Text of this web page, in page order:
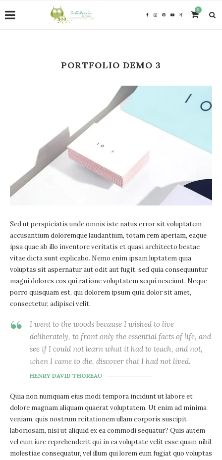
0
PORTFOLIO DEMO 3
Sed ut perspiciatis unde omnis iste natus error sit voluptatem
accusantium doloremque laudantium, totam rem aperiam, eaque
ipsa quae ab illo inventore veritatis et quasi architecto beatae
vitae dicta sunt explicabo. Nemo enim ipsam luptatem quia
voluptas sit aspernatur aut odit aut fugit, sed quia consequuntur
magni dolores eos qui ratione voluptatem sequi nesciunt. Neque
porro quisquam est, qui dolorem ipsum quia dolor sit amet,
consectetur, adipisci velit.
I went to the woods because I wished to live
deliberately, to front only the essential facts of life, and
see if I could not learn what it had to teach, and not,
when I came to die, discover that I had not lived.
HENRY DAVID THOREAU
Quia non numquam eius modi tempora incidunt ut labore et
dolore magnam aliquam quaerat voluptatem. Ut enim ad minima
veniam, quis nostrum rcitationem ullam corporis suscipit
laboriosam, nisi ut aliquid ex ea commodi sequatur? Quis autem
vel eum iure reprehenderit qui in ea voluptate velit esse quam nihil
molestiae consequatur, vel illum qui lorem eum fugiat quo voluptas